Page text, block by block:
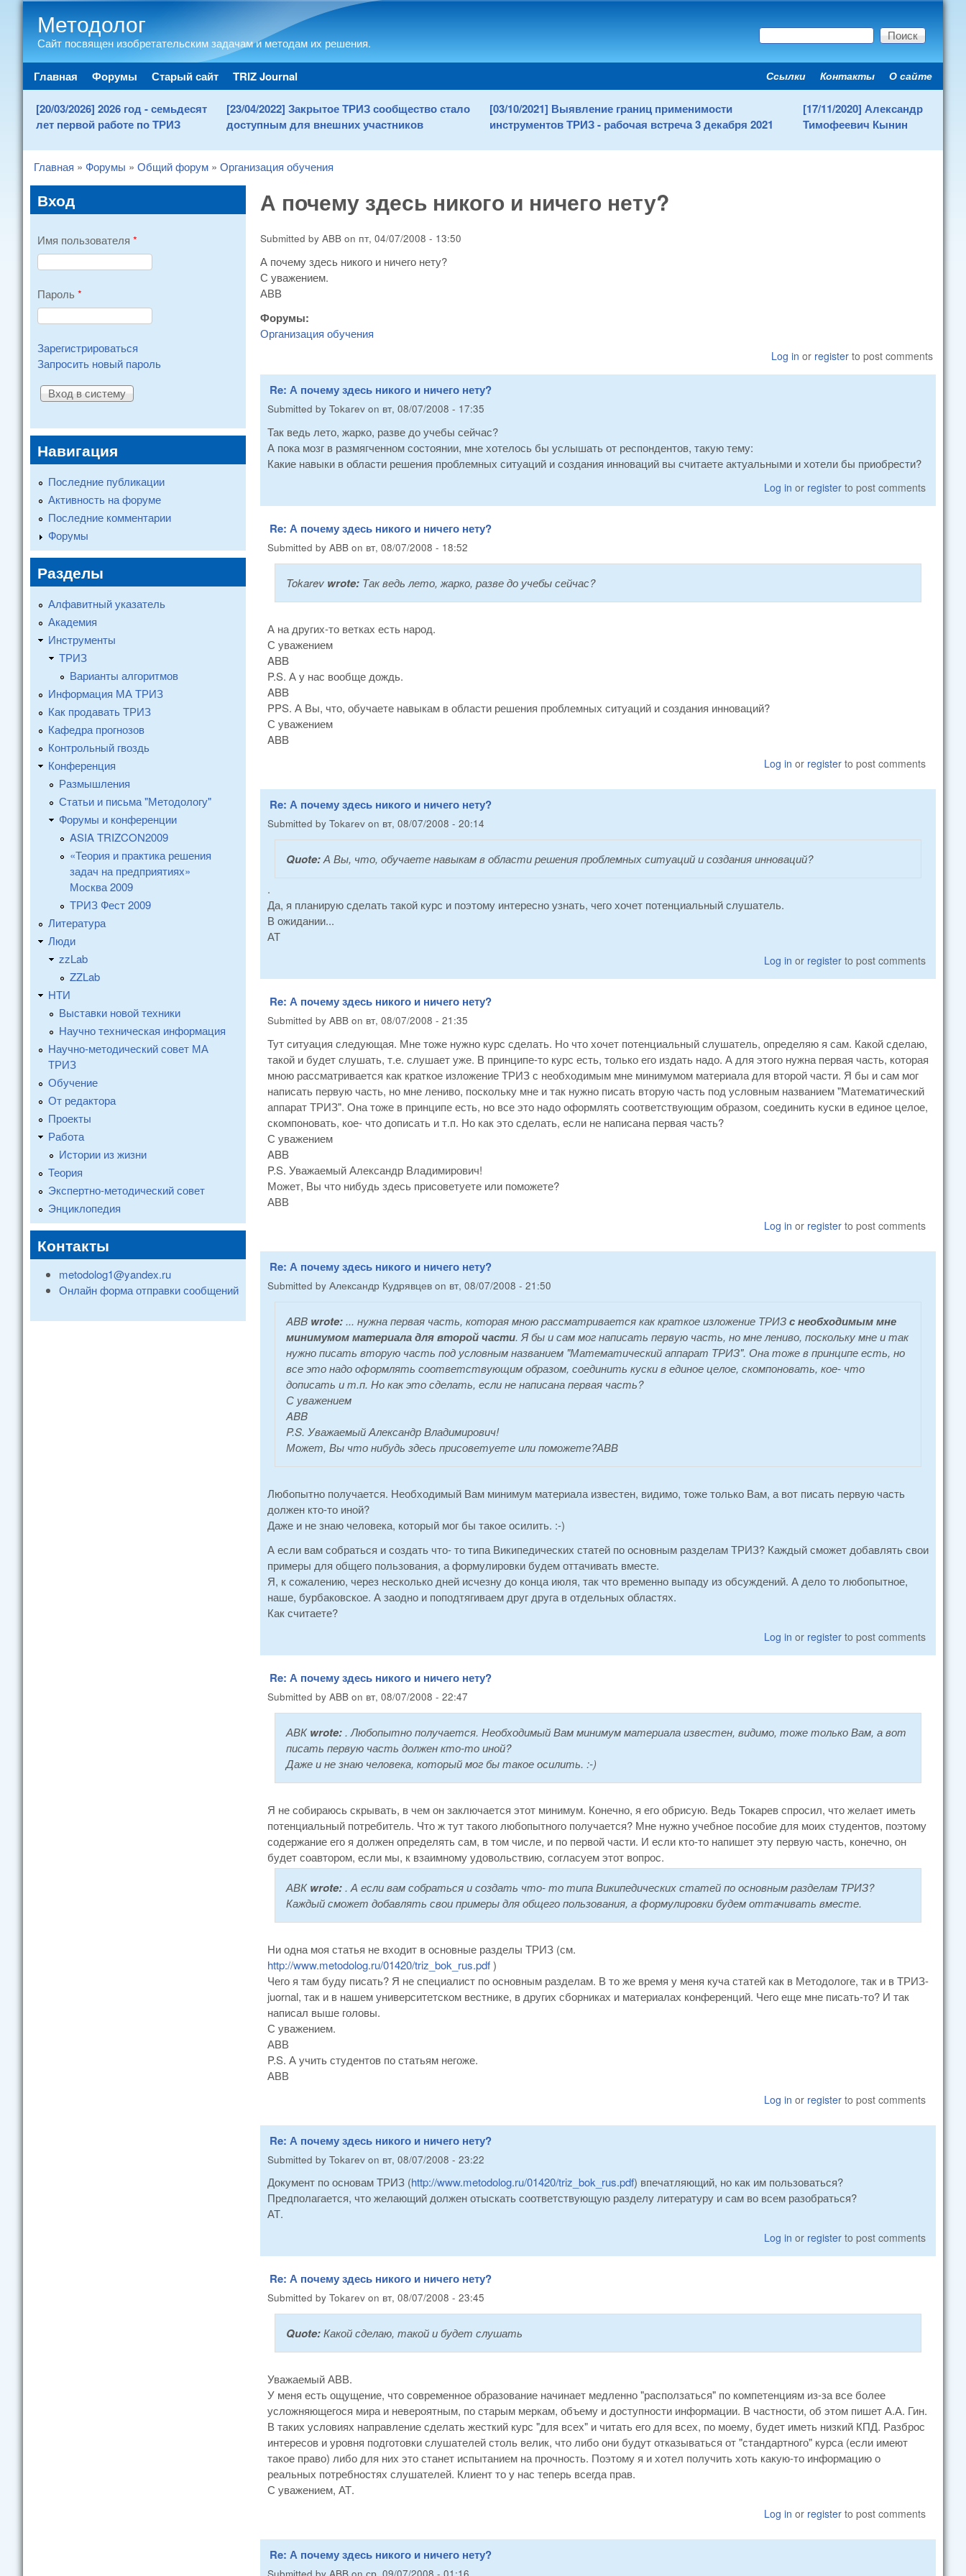
Методолог
Сайт посвящен изобретательским задачам и методам их решения. Форма поиска
Поиск
Main menu
Главная Форумы Старый сайт TRIZ Journal Secondary menu
Ссылки Контакты О сайте
[20/03/2026] 2026 год - семьдесят
лет первой работе по ТРИЗ
[23/04/2022] Закрытое ТРИЗ сообщество стало
доступным для внешних участников
[03/10/2021] Выявление границ применимости
инструментов ТРИЗ - рабочая встреча 3 декабря 2021
[17/11/2020] Александр
Тимофеевич Кынин
You are here
Главная » Форумы » Общий форум » Организация обучения
А почему здесь никого и ничего нету?
Submitted by ABB on пт, 04/07/2008 - 13:50
А почему здесь никого и ничего нету?
С уважением.
АВВ
Форумы:
Организация обучения
Log in or register to post comments
Re: А почему здесь никого и ничего нету?
Submitted by Tokarev on вт, 08/07/2008 - 17:35
Так ведь лето, жарко, разве до учебы сейчас?
А пока мозг в размягченном состоянии, мне хотелось бы услышать от респондентов, такую тему:
Какие навыки в области решения проблемных ситуаций и создания инноваций вы считаете актуальными и хотели бы приобрести?
Log in or register to post comments
Re: А почему здесь никого и ничего нету?
Submitted by ABB on вт, 08/07/2008 - 18:52
Tokarev wrote: Так ведь лето, жарко, разве до учебы сейчас?
А на других-то ветках есть народ.
С уважением
ABB
P.S. А у нас вообще дождь.
ABB
PPS. А Вы, что, обучаете навыкам в области решения проблемных ситуаций и создания инноваций?
С уважением
ABB
Log in or register to post comments
Re: А почему здесь никого и ничего нету?
Submitted by Tokarev on вт, 08/07/2008 - 20:14
Quote:А Вы, что, обучаете навыкам в области решения проблемных ситуаций и создания инноваций?
.
Да, я планирую сделать такой курс и поэтому интересно узнать, чего хочет потенциальный слушатель.
В ожидании...
АТ
Log in or register to post comments
Re: А почему здесь никого и ничего нету?
Submitted by ABB on вт, 08/07/2008 - 21:35
Тут ситуация следующая. Мне тоже нужно курс сделать. Но что хочет потенциальный слушатель, определяю я сам. Какой сделаю,
такой и будет слушать, т.е. слушает уже. В принципе-то курс есть, только его издать надо. А для этого нужна первая часть, которая
мною рассматривается как краткое изложение ТРИЗ с необходимым мне минимумом материала для второй части. Я бы и сам мог
написать первую часть, но мне лениво, поскольку мне и так нужно писать вторую часть под условным названием "Математический
аппарат ТРИЗ". Она тоже в принципе есть, но все это надо оформлять соответствующим образом, соединить куски в единое целое,
скомпоновать, кое- что дописать и т.п. Но как это сделать, если не написана первая часть?
С уважением
ABB
P.S. Уважаемый Александр Владимирович!
Может, Вы что нибудь здесь присоветуете или поможете?
АВВ
Log in or register to post comments
Re: А почему здесь никого и ничего нету?
Submitted by Александр Кудрявцев on вт, 08/07/2008 - 21:50
ABB wrote: ... нужна первая часть, которая мною рассматривается как краткое изложение ТРИЗс необходимым мне
минимумом материала для второй части. Я бы и сам мог написать первую часть, но мне лениво, поскольку мне и так
нужно писать вторую часть под условным названием "Математический аппарат ТРИЗ". Она тоже в принципе есть, но
все это надо оформлять соответствующим образом, соединить куски в единое целое, скомпоновать, кое- что
дописать и т.п. Но как это сделать, если не написана первая часть?
С уважением
ABB
P.S. Уважаемый Александр Владимирович!
Может, Вы что нибудь здесь присоветуете или поможете?АВВ
Любопытно получается. Необходимый Вам минимум материала известен, видимо, тоже только Вам, а вот писать первую часть
должен кто-то иной?
Даже и не знаю человека, который мог бы такое осилить. :-)
А если вам собраться и создать что- то типа Википедических статей по основным разделам ТРИЗ? Каждый сможет добавлять свои
примеры для общего пользования, а формулировки будем оттачивать вместе.
Я, к сожалению, через несколько дней исчезну до конца июля, так что временно выпаду из обсуждений. А дело то любопытное,
наше, бурбаковское. А заодно и поподтягиваем друг друга в отдельных областях.
Как считаете?
Log in or register to post comments
Re: А почему здесь никого и ничего нету?
Submitted by ABB on вт, 08/07/2008 - 22:47
АВКwrote: . Любопытно получается. Необходимый Вам минимум материала известен, видимо, тоже только Вам, а вот
писать первую часть должен кто-то иной?
Даже и не знаю человека, который мог бы такое осилить. :-)
Я не собираюсь скрывать, в чем он заключается этот минимум. Конечно, я его обрисую. Ведь Токарев спросил, что желает иметь
потенциальный потребитель. Что ж тут такого любопытного получается? Мне нужно учебное пособие для моих студентов, поэтому
содержание его я должен определять сам, в том числе, и по первой части. И если кто-то напишет эту первую часть, конечно, он
будет соавтором, если мы, к взаимному удовольствию, согласуем этот вопрос.
АВКwrote: . А если вам собраться и создать что- то типа Википедических статей по основным разделам ТРИЗ?
Каждый сможет добавлять свои примеры для общего пользования, а формулировки будем оттачивать вместе.
Ни одна моя статья не входит в основные разделы ТРИЗ (см.
http://www.metodolog.ru/01420/triz_bok_rus.pdf)
Чего я там буду писать? Я не специалист по основным разделам. В то же время у меня куча статей как в Методологе, так и в ТРИЗ-
juornal, так и в нашем университетском вестнике, в других сборниках и материалах конференций. Чего еще мне писать-то? И так
написал выше головы.
С уважением.
АВВ
P.S. А учить студентов по статьям негоже.
АВВ
Log in or register to post comments
Re: А почему здесь никого и ничего нету?
Submitted by Tokarev on вт, 08/07/2008 - 23:22
Документ по основам ТРИЗ (http://www.metodolog.ru/01420/triz_bok_rus.pdf) впечатляющий, но как им пользоваться?
Предполагается, что желающий должен отыскать соответствующую разделу литературу и сам во всем разобраться?
АТ.
Log in or register to post comments
Re: А почему здесь никого и ничего нету?
Submitted by Tokarev on вт, 08/07/2008 - 23:45
Quote:Какой сделаю, такой и будет слушать
Уважаемый АВВ.
У меня есть ощущение, что современное образование начинает медленно "расползаться" по компетенциям из-за все более
усложняющегося мира и невероятным, по старым меркам, объему и доступности информации. В частности, об этом пишет А.А. Гин.
В таких условиях направление сделать жесткий курс "для всех" и читать его для всех, по моему, будет иметь низкий КПД. Разброс
интересов и уровня подготовки слушателей столь велик, что либо они будут отказываться от "стандартного" курса (если имеют
такое право) либо для них это станет испытанием на прочность. Поэтому я и хотел получить хоть какую-то информацию о
реальных потребностях слушателей. Клиент то у нас теперь всегда прав.
С уважением, АТ.
Log in or register to post comments
Re: А почему здесь никого и ничего нету?
Вход
Имя пользователя *
Пароль *
Зарегистрироваться
Запросить новый пароль
Навигация
Последние публикации
Активность на форуме
Последние комментарии
Форумы
Разделы
Алфавитный указатель
Академия
Инструменты
ТРИЗ
Варианты алгоритмов
Информация МА ТРИЗ
Как продавать ТРИЗ
Кафедра прогнозов
Контрольный гвоздь
Конференция
Размышления
Статьи и письма "Методологу"
Форумы и конференции
ASIA TRIZCON2009
«Теория и практика решения
задач на предприятиях»
Москва 2009
ТРИЗ Фест 2009
Литература
Люди
zzLab
ZZLab
НТИ
Выставки новой техники
Научно техническая информация
Научно-методический совет МА
ТРИЗ
Обучение
От редактора
Проекты
Работа
Истории из жизни
Теория
Экспертно-методический совет
Энциклопедия
Контакты
metodolog1@yandex.ru
Онлайн форма отправки сообщений